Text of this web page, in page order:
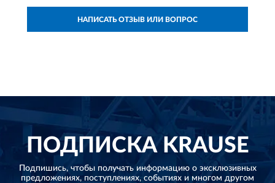
НАПИСАТЬ ОТЗЫВ ИЛИ ВОПРОС
ПОДПИСКАKRAUSE
Подпишись, чтобы получать информацию о эксклюзивных
предложениях, поступлениях, событиях и многом другом